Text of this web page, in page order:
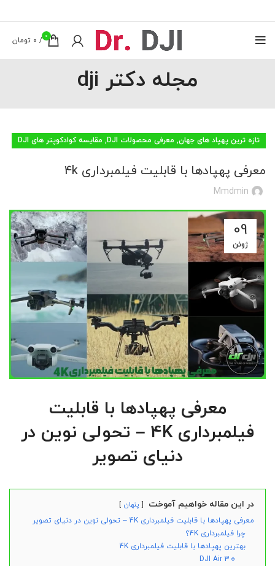
0
/
0 تومان
مجله دکتر dji
تازه ترین پهپاد های جهان, معرفی محصولات DJI , مقایسه کوادکوپتر های DJI
معرفی پهپادها با قابلیت فیلمبرداری 4k
Mmdmin
09
ژوئن
معرفی پهپادها با قابلیت
فیلمبرداری 4K – تحولی نوین در
دنیای تصویر
در این مقاله خواهیم آموخت
پنهان
معرفی پهپادها با قابلیت فیلمبرداری 4K – تحولی نوین در دنیای تصویر
چرا فیلمبرداری 4K؟
بهترین پهپادها با قابلیت فیلمبرداری 4K
🔹DJI Air 3